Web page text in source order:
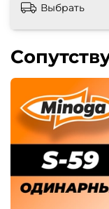
Выбрать